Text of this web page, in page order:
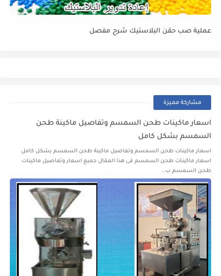
عملية صب حقن البلاستيك شرح مفصل
مشاركة مميزة
اسعار ماكينات طحن السمسم وتفاصيل ماكينة طحن
السمسم بشكل كامل
اسعار ماكينات طحن السمسم وتفاصيل ماكينة طحن السمسم بشكل كامل
اسعار ماكينات طحن السمسم فى هذا المقال جميع اسعار وتفاصيل ماكينات
طحن السمسم ب…